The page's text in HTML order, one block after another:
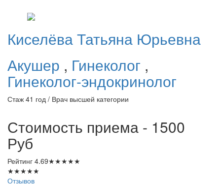
КиселёваТатьяна Юрьевна
Акушер , Гинеколог ,
Гинеколог-эндокринолог
Стаж 41 год / Врач высшей категории
Стоимость приема - 1500
Руб
Рейтинг 4.69★★★★★
★★★★★
Отзывов